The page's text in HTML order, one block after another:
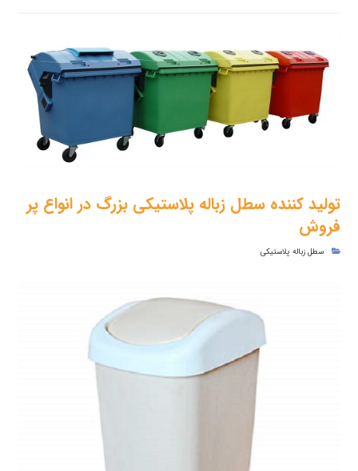
تولید کننده سطل زباله پلاستیکی بزرگ در انواع پر
فروش
سطل زباله پلاستیکی